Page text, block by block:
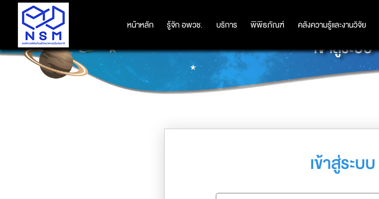
หน้าหลัก รู้จัก อพวช. บริการ พิพิธภัณฑ์ คลังความรู้และงานวิจัย
หน้าหลัก รู้จัก อพวช. บริการ พิพิธภัณฑ์ คลังความรู้และงานวิจัย
เข้าสู่ระบบ
เข้าสู่ระบบ